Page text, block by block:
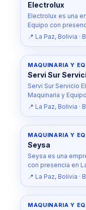
Electrolux
Electrolux es una
Equipo con
📍 La Paz, Bolivia ·
MAQUINARIA Y
Servi Sur
Servi Sur Servicio
Maquinaria y
📍 La Paz, Bolivia ·
MAQUINARIA Y
Seysa
Seysa es una
con presencia en
📍 La Paz, Bolivia ·
MAQUINARIA Y